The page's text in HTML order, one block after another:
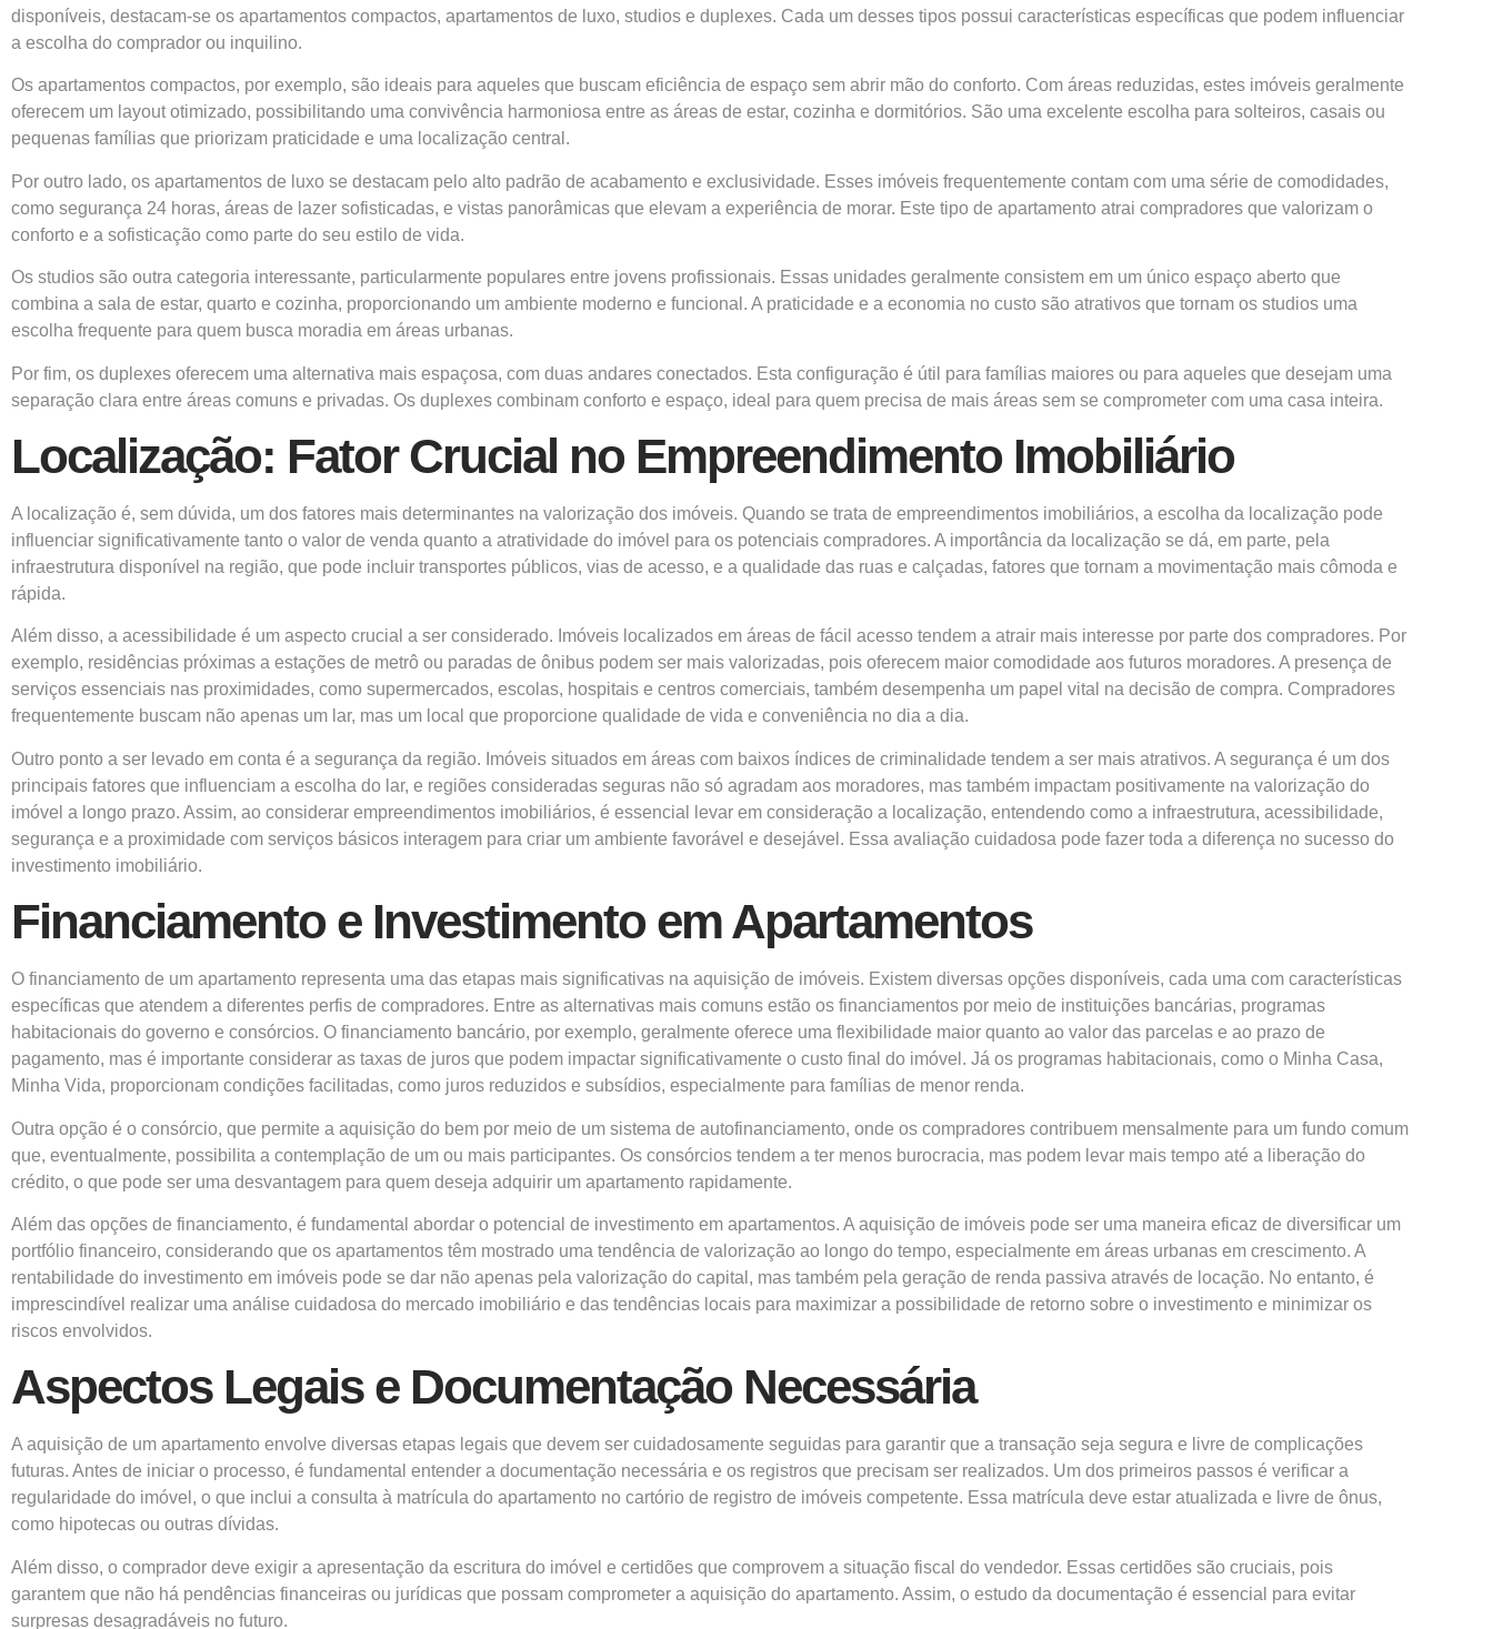
disponíveis, destacam-se os apartamentos compactos, apartamentos de luxo, studios e duplexes. Cada um desses tipos possui características específicas que podem influenciar
a escolha do comprador ou inquilino.
Os apartamentos compactos, por exemplo, são ideais para aqueles que buscam eficiência de espaço sem abrir mão do conforto. Com áreas reduzidas, estes imóveis geralmente
oferecem um layout otimizado, possibilitando uma convivência harmoniosa entre as áreas de estar, cozinha e dormitórios. São uma excelente escolha para solteiros, casais ou
pequenas famílias que priorizam praticidade e uma localização central.
Por outro lado, os apartamentos de luxo se destacam pelo alto padrão de acabamento e exclusividade. Esses imóveis frequentemente contam com uma série de comodidades,
como segurança 24 horas, áreas de lazer sofisticadas, e vistas panorâmicas que elevam a experiência de morar. Este tipo de apartamento atrai compradores que valorizam o
conforto e a sofisticação como parte do seu estilo de vida.
Os studios são outra categoria interessante, particularmente populares entre jovens profissionais. Essas unidades geralmente consistem em um único espaço aberto que
combina a sala de estar, quarto e cozinha, proporcionando um ambiente moderno e funcional. A praticidade e a economia no custo são atrativos que tornam os studios uma
escolha frequente para quem busca moradia em áreas urbanas.
Por fim, os duplexes oferecem uma alternativa mais espaçosa, com duas andares conectados. Esta configuração é útil para famílias maiores ou para aqueles que desejam uma
separação clara entre áreas comuns e privadas. Os duplexes combinam conforto e espaço, ideal para quem precisa de mais áreas sem se comprometer com uma casa inteira.
Localização: Fator Crucial no Empreendimento Imobiliário
A localização é, sem dúvida, um dos fatores mais determinantes na valorização dos imóveis. Quando se trata de empreendimentos imobiliários, a escolha da localização pode
influenciar significativamente tanto o valor de venda quanto a atratividade do imóvel para os potenciais compradores. A importância da localização se dá, em parte, pela
infraestrutura disponível na região, que pode incluir transportes públicos, vias de acesso, e a qualidade das ruas e calçadas, fatores que tornam a movimentação mais cômoda e
rápida.
Além disso, a acessibilidade é um aspecto crucial a ser considerado. Imóveis localizados em áreas de fácil acesso tendem a atrair mais interesse por parte dos compradores. Por
exemplo, residências próximas a estações de metrô ou paradas de ônibus podem ser mais valorizadas, pois oferecem maior comodidade aos futuros moradores. A presença de
serviços essenciais nas proximidades, como supermercados, escolas, hospitais e centros comerciais, também desempenha um papel vital na decisão de compra. Compradores
frequentemente buscam não apenas um lar, mas um local que proporcione qualidade de vida e conveniência no dia a dia.
Outro ponto a ser levado em conta é a segurança da região. Imóveis situados em áreas com baixos índices de criminalidade tendem a ser mais atrativos. A segurança é um dos
principais fatores que influenciam a escolha do lar, e regiões consideradas seguras não só agradam aos moradores, mas também impactam positivamente na valorização do
imóvel a longo prazo. Assim, ao considerar empreendimentos imobiliários, é essencial levar em consideração a localização, entendendo como a infraestrutura, acessibilidade,
segurança e a proximidade com serviços básicos interagem para criar um ambiente favorável e desejável. Essa avaliação cuidadosa pode fazer toda a diferença no sucesso do
investimento imobiliário.
Financiamento e Investimento em Apartamentos
O financiamento de um apartamento representa uma das etapas mais significativas na aquisição de imóveis. Existem diversas opções disponíveis, cada uma com características
específicas que atendem a diferentes perfis de compradores. Entre as alternativas mais comuns estão os financiamentos por meio de instituições bancárias, programas
habitacionais do governo e consórcios. O financiamento bancário, por exemplo, geralmente oferece uma flexibilidade maior quanto ao valor das parcelas e ao prazo de
pagamento, mas é importante considerar as taxas de juros que podem impactar significativamente o custo final do imóvel. Já os programas habitacionais, como o Minha Casa,
Minha Vida, proporcionam condições facilitadas, como juros reduzidos e subsídios, especialmente para famílias de menor renda.
Outra opção é o consórcio, que permite a aquisição do bem por meio de um sistema de autofinanciamento, onde os compradores contribuem mensalmente para um fundo comum
que, eventualmente, possibilita a contemplação de um ou mais participantes. Os consórcios tendem a ter menos burocracia, mas podem levar mais tempo até a liberação do
crédito, o que pode ser uma desvantagem para quem deseja adquirir um apartamento rapidamente.
Além das opções de financiamento, é fundamental abordar o potencial de investimento em apartamentos. A aquisição de imóveis pode ser uma maneira eficaz de diversificar um
portfólio financeiro, considerando que os apartamentos têm mostrado uma tendência de valorização ao longo do tempo, especialmente em áreas urbanas em crescimento. A
rentabilidade do investimento em imóveis pode se dar não apenas pela valorização do capital, mas também pela geração de renda passiva através de locação. No entanto, é
imprescindível realizar uma análise cuidadosa do mercado imobiliário e das tendências locais para maximizar a possibilidade de retorno sobre o investimento e minimizar os
riscos envolvidos.
Aspectos Legais e Documentação Necessária
A aquisição de um apartamento envolve diversas etapas legais que devem ser cuidadosamente seguidas para garantir que a transação seja segura e livre de complicações
futuras. Antes de iniciar o processo, é fundamental entender a documentação necessária e os registros que precisam ser realizados. Um dos primeiros passos é verificar a
regularidade do imóvel, o que inclui a consulta à matrícula do apartamento no cartório de registro de imóveis competente. Essa matrícula deve estar atualizada e livre de ônus,
como hipotecas ou outras dívidas.
Além disso, o comprador deve exigir a apresentação da escritura do imóvel e certidões que comprovem a situação fiscal do vendedor. Essas certidões são cruciais, pois
garantem que não há pendências financeiras ou jurídicas que possam comprometer a aquisição do apartamento. Assim, o estudo da documentação é essencial para evitar
surpresas desagradáveis no futuro.